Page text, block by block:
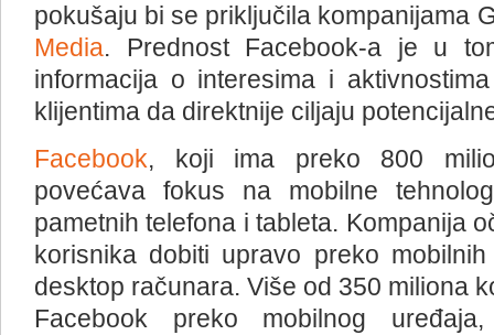
pokušaju bi se priključila kompanijama
Media. Prednost Facebook-a je u
informacija o interesima i
klijentima da direktnije ciljaju
Facebook, koji ima preko 800
povećava fokus na mobilne
pametnih telefona i tableta. Kompanija
korisnika dobiti upravo preko
desktop računara. Više od 350 miliona
Facebook preko mobilnog